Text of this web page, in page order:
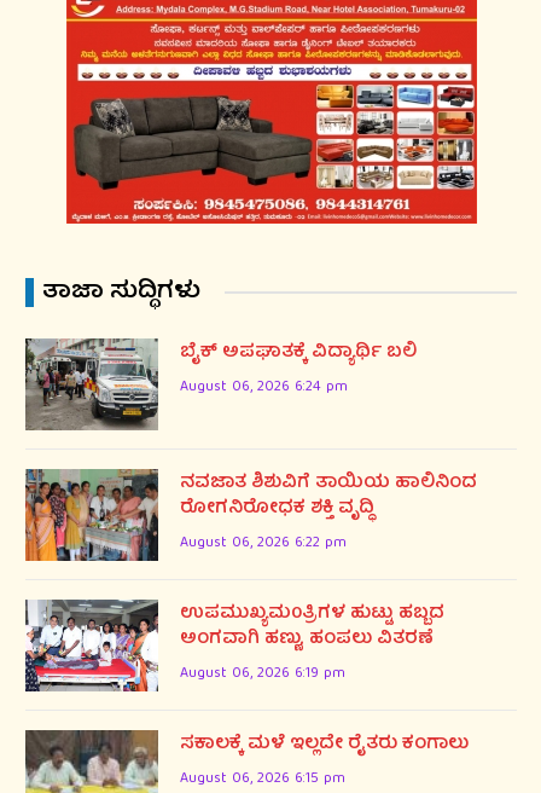
ತಾಜಾ ಸುದ್ಧಿಗಳು
ಬೈಕ್ ಅಪಘಾತಕ್ಕೆ ವಿದ್ಯಾರ್ಥಿ ಬಲಿ
August 06, 2026 6:24 pm
ನವಜಾತ ಶಿಶುವಿಗೆ ತಾಯಿಯ ಹಾಲಿನಿಂದ
ರೋಗನಿರೋಧಕ ಶಕ್ತಿ ವೃದ್ಧಿ
August 06, 2026 6:22 pm
ಉಪಮುಖ್ಯಮ0ತ್ರಿಗಳ ಹುಟ್ಟು ಹಬ್ಬದ
ಅಂಗವಾಗಿ ಹಣ್ಣು, ಹಂಪಲು ವಿತರಣೆ
August 06, 2026 6:19 pm
ಸಕಾಲಕ್ಕೆ ಮಳೆ ಇಲ್ಲದೇ ರೈತರು ಕಂಗಾಲು
August 06, 2026 6:15 pm